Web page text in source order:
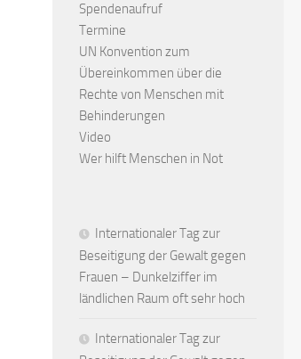
Spendenaufruf
Termine
UN Konvention zum
Übereinkommen über die
Rechte von Menschen mit
Behinderungen
Video
Wer hilft Menschen in Not
Internationaler Tag zur
Beseitigung der Gewalt gegen
Frauen – Dunkelziffer im
ländlichen Raum oft sehr hoch
Internationaler Tag zur